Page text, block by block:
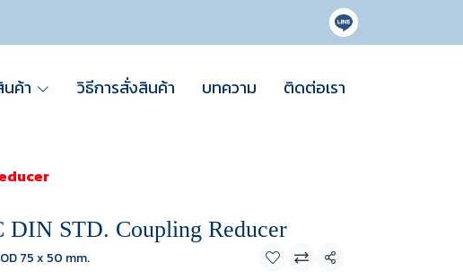
นค้า วิธีการสั่งสินค้า บทความ ติดต่อเรา
DIN STD. Coupling Reducer
OD 75 x 50 mm.
แชร์